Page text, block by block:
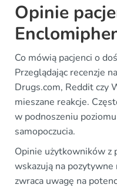
Opinie
Co mówią pacjenci o
Przeglądając recenzje
Drugs.com, Reddit czy
mieszane reakcje.
w podnoszeniu
samopoczucia.
Opinie użytkowników z
wskazują na
zwraca uwagę na